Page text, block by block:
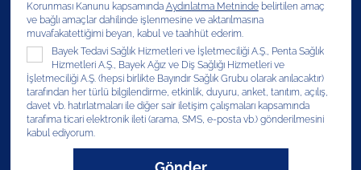
Korunması Kanunu kapsamında Aydınlatma Metnindebelirtilen amaç
ve bağlı amaçlar dahilinde işlenmesine ve aktarılmasına
muvafakatettiğimi beyan, kabul ve taahhüt ederim.
Bayek Tedavi Sağlık Hizmetleri ve İşletmeciliği A.Ş., Penta Sağlık
Hizmetleri A.Ş., Bayek Ağız ve Diş Sağlığı Hizmetleri ve
İşletmeciliği A.Ş. (hepsi birlikte Bayındır Sağlık Grubu olarak anılacaktır)
tarafından her türlü bilgilendirme, etkinlik, duyuru, anket, tanıtım, açılış,
davet vb. hatırlatmaları ile diğer sair iletişim çalışmaları kapsamında
tarafıma ticari elektronik ileti (arama, SMS, e-posta vb.) gönderilmesini
kabul ediyorum.